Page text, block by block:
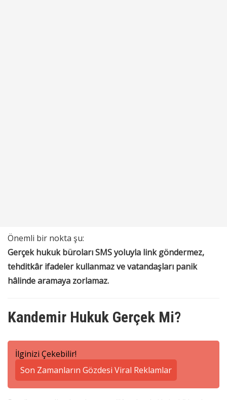
Önemli bir nokta şu:
Gerçek hukuk büroları SMS yoluyla link göndermez,
tehditkâr ifadeler kullanmaz ve vatandaşları panik
hâlinde aramaya zorlamaz.
Kandemir Hukuk Gerçek Mi?
İlginizi Çekebilir!
Son Zamanların Gözdesi Viral Reklamlar